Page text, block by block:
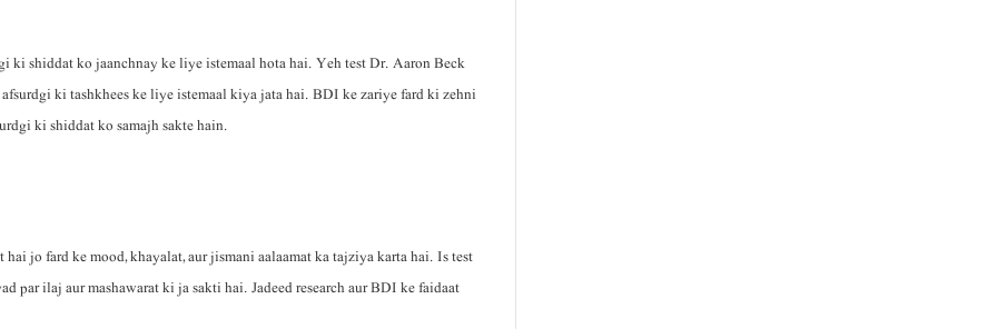
shiddat ko jaanchnay ke liye istemaal hota hai. Yeh test Dr. Aaron Beck
ki tashkhees ke liye istemaal kiya jata hai. BDI ke zariye fard ki zehni
ki shiddat ko samajh sakte hain.
jo fard ke mood, khayalat, aur jismani aalaamat ka tajziya karta hai. Is test
par ilaj aur mashawarat ki ja sakti hai. Jadeed research aur BDI ke faidaat